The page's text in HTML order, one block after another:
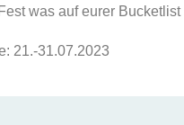
was auf eurer Bucketlist
21.-31.07.2023